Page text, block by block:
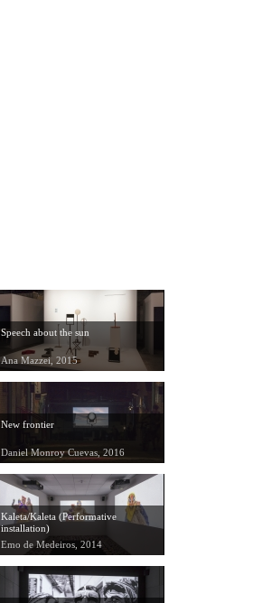
Speech about the sun
Ana Mazzei, 2015
New frontier
Daniel Monroy Cuevas, 2016
Kaleta/Kaleta (Performative
installation)
Emo de Medeiros, 2014